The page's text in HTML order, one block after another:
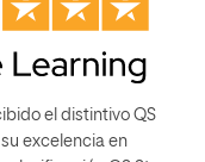
el distintivo QS
excelencia en